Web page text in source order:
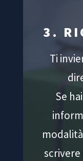
3.
Ti
Se